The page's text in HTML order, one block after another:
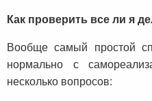
Как проверить все ли я
Вообще самый простой
нормально с
несколько вопросов: